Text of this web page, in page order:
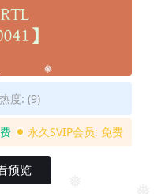
❅
度: (9)
永久SVIP会员: 免费
预览